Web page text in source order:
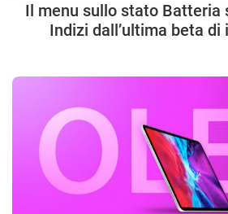
Il menu sullo stato Batteria
Indizi dall’ultima beta di